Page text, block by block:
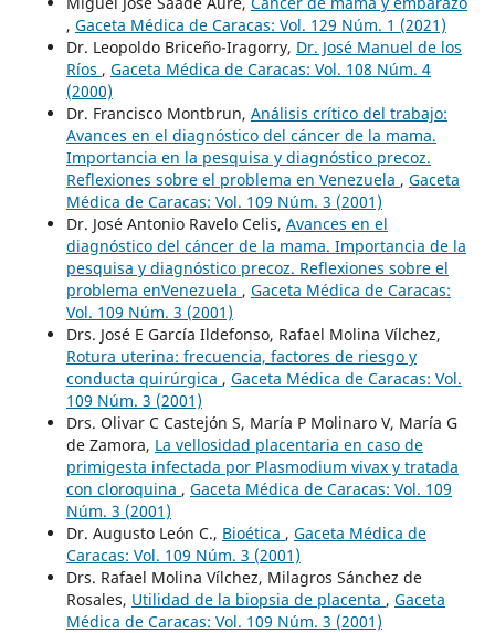
, Gaceta Médica de Caracas: Vol. 129 Núm. 1 (2021)
Dr. Leopoldo Briceño-Iragorry, Dr. José Manuel de los
Ríos , Gaceta Médica de Caracas: Vol. 108 Núm. 4
(2000)
Dr. Francisco Montbrun, Análisis crítico del trabajo:
Avances en el diagnóstico del cáncer de la mama.
Importancia en la pesquisa y diagnóstico precoz.
Reflexiones sobre el problema en Venezuela , Gaceta
Médica de Caracas: Vol. 109 Núm. 3 (2001)
Dr. José Antonio Ravelo Celis, Avances en el
diagnóstico del cáncer de la mama. Importancia de la
pesquisa y diagnóstico precoz. Reflexiones sobre el
problema enVenezuela , Gaceta Médica de Caracas:
Vol. 109 Núm. 3 (2001)
Drs. José E García Ildefonso, Rafael Molina Vílchez,
Rotura uterina: frecuencia, factores de riesgo y
conducta quirúrgica , Gaceta Médica de Caracas: Vol.
109 Núm. 3 (2001)
Drs. Olivar C Castejón S, María P Molinaro V, María G
de Zamora, La vellosidad placentaria en caso de
primigesta infectada por Plasmodium vivax y tratada
con cloroquina , Gaceta Médica de Caracas: Vol. 109
Núm. 3 (2001)
Dr. Augusto León C., Bioética , Gaceta Médica de
Caracas: Vol. 109 Núm. 3 (2001)
Drs. Rafael Molina Vílchez, Milagros Sánchez de
Rosales, Utilidad de la biopsia de placenta , Gaceta
Médica de Caracas: Vol. 109 Núm. 3 (2001)